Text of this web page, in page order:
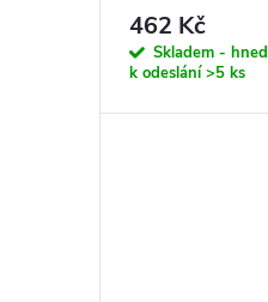
462 Kč
Skladem - hned
k odeslání>5 ks